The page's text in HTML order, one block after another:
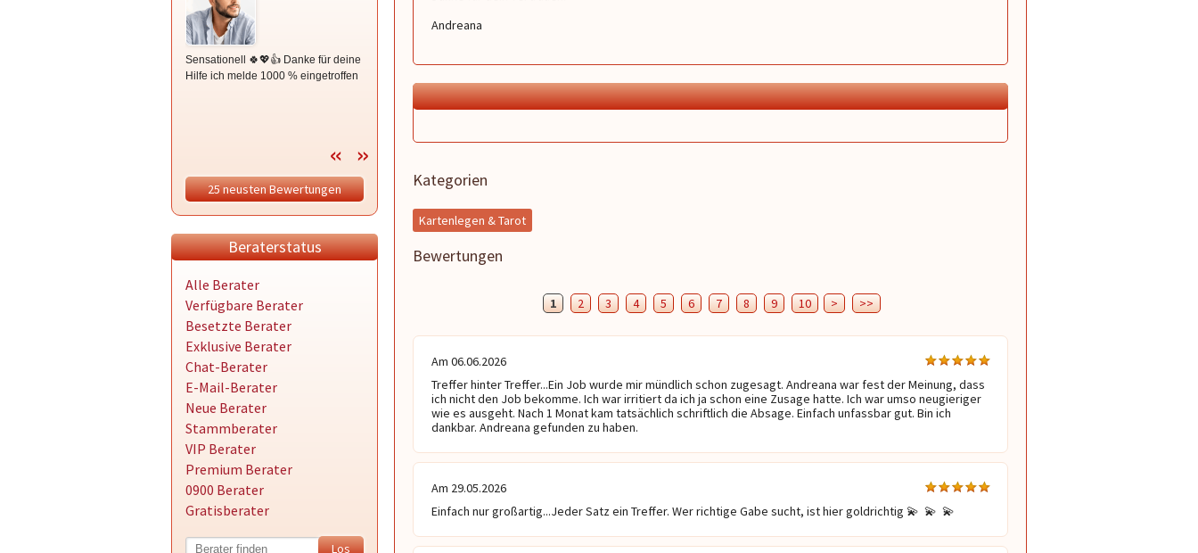
Sensationell 🍀💖👍 Danke für deine
Hilfe ich melde 1000 % eingetroffen
Liebe Sonita! Ach warum musst du
was anderes gehört. 😔Wer die
Wahrheit nicht aushält, darf dich auf
bleibst du bei deinen Aussagen,
dass es zur Kommunikation kommen
wird. Du bist ein ganz toller,
herzlicher Engel 😇. Ich danke dir
GM.In Liebe ❤
Frau.😘 Und jetzt muss das alles nur
noch eintreffen.🍀 Ich drücke Dich
du natürlich einen ganzen
Danke für die mal wieder super
25 neusten Bewertungen
Beraterstatus
Alle Berater
Verfügbare Berater
Besetzte Berater
Exklusive Berater
Chat-Berater
E-Mail-Berater
Neue Berater
Stammberater
VIP Berater
Premium Berater
0900 Berater
Gratisberater
Andreana
Kategorien
Kartenlegen & Tarot
Bewertungen
1 2 3 4 5 6 7 8 9 10 > >>
Am 06.06.2026
Treffer hinter Treffer...Ein Job wurde mir mündlich schon zugesagt. Andreana war fest der Meinung, dass
ich nicht den Job bekomme. Ich war irritiert da ich ja schon eine Zusage hatte. Ich war umso neugieriger
wie es ausgeht. Nach 1 Monat kam tatsächlich schriftlich die Absage. Einfach unfassbar gut. Bin ich
dankbar. Andreana gefunden zu haben.
Am 29.05.2026
Einfach nur großartig...Jeder Satz ein Treffer. Wer richtige Gabe sucht, ist hier goldrichtig 💫  💫  💫